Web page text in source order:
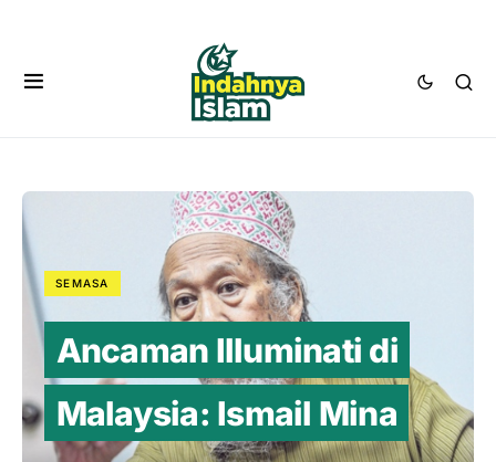
SEMASA
Ancaman Illuminati di
Malaysia: Ismail Mina